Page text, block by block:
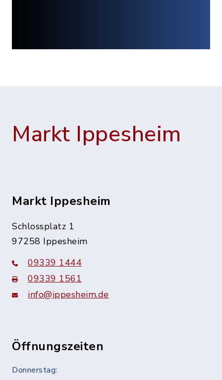
Markt Ippesheim
Markt Ippesheim
Schlossplatz 1
97258 Ippesheim
09339 1444
09339 1561
info@ippesheim.de
Öffnungszeiten
Donnerstag: